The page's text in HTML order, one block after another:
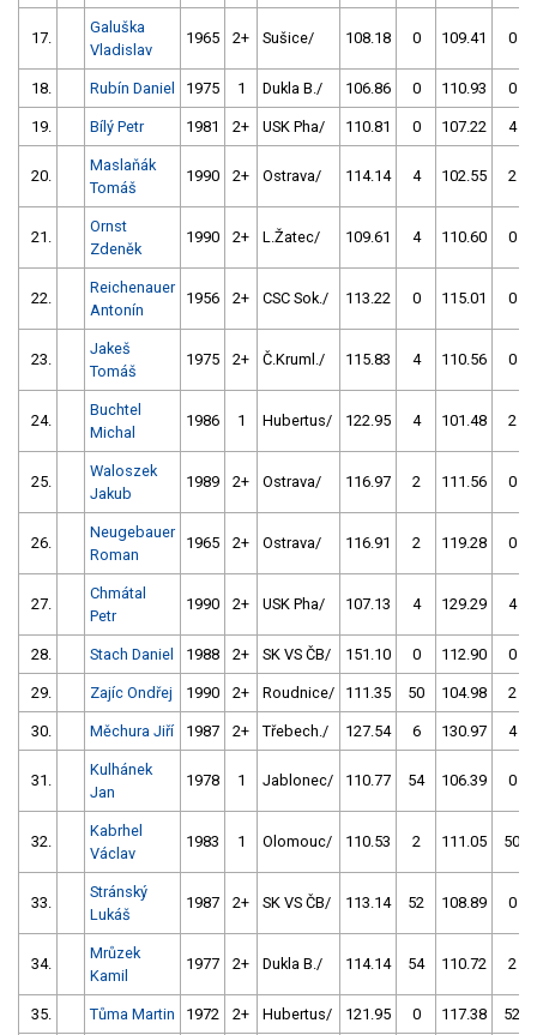
17.
Galuška
Vladislav
1965 2+ Sušice/ 108.18 0 109.41 0
18. Rubín Daniel 1975 1 Dukla B./ 106.86 0 110.93 0
19. Bílý Petr 1981 2+ USK Pha/ 110.81 0 107.22 4
20.
Maslaňák
Tomáš
1990 2+ Ostrava/ 114.14 4 102.55 2
21.
Ornst
Zdeněk
1990 2+ L.Žatec/ 109.61 4 110.60 0
22.
Reichenauer
Antonín
1956 2+ CSC Sok./ 113.22 0 115.01 0
23.
Jakeš
Tomáš
1975 2+ Č.Kruml./ 115.83 4 110.56 0
24.
Buchtel
Michal
1986 1 Hubertus/ 122.95 4 101.48 2
25.
Waloszek
Jakub
1989 2+ Ostrava/ 116.97 2 111.56 0
26.
Neugebauer
Roman
1965 2+ Ostrava/ 116.91 2 119.28 0
27.
Chmátal
Petr
1990 2+ USK Pha/ 107.13 4 129.29 4
28. Stach Daniel 1988 2+ SK VS ČB/ 151.10 0 112.90 0
29. Zajíc Ondřej 1990 2+ Roudnice/ 111.35 50 104.98 2
30. Měchura Jiří 1987 2+ Třebech./ 127.54 6 130.97 4
31.
Kulhánek
Jan
1978 1 Jablonec/ 110.77 54 106.39 0
32.
Kabrhel
Václav
1983 1 Olomouc/ 110.53 2 111.05 50
33.
Stránský
Lukáš
1987 2+ SK VS ČB/ 113.14 52 108.89 0
34.
Mrůzek
Kamil
1977 2+ Dukla B./ 114.14 54 110.72 2
35. Tůma Martin 1972 2+ Hubertus/ 121.95 0 117.38 52